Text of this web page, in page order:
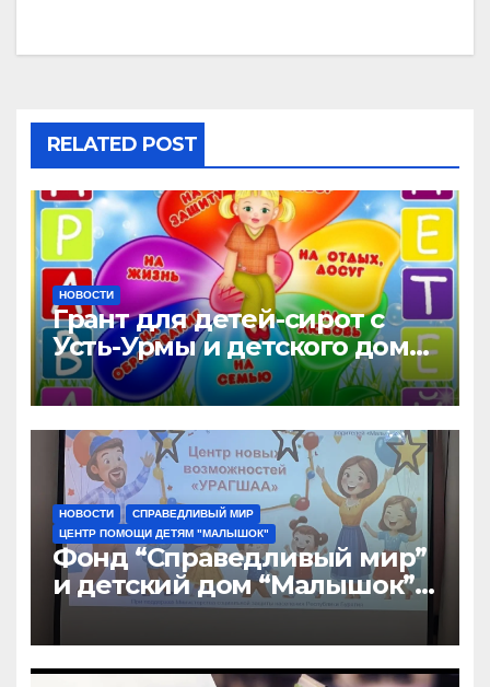
RELATED POST
НОВОСТИ
Грант для детей-сирот с
Усть-Урмы и детского дома
“Малышок”
НОВОСТИ
СПРАВЕДЛИВЫЙ МИР
ЦЕНТР ПОМОЩИ ДЕТЯМ "МАЛЫШОК"
Фонд “Справедливый мир”
и детский дом “Малышок”
открыли центр новых
возможностей “УРАГШАА”